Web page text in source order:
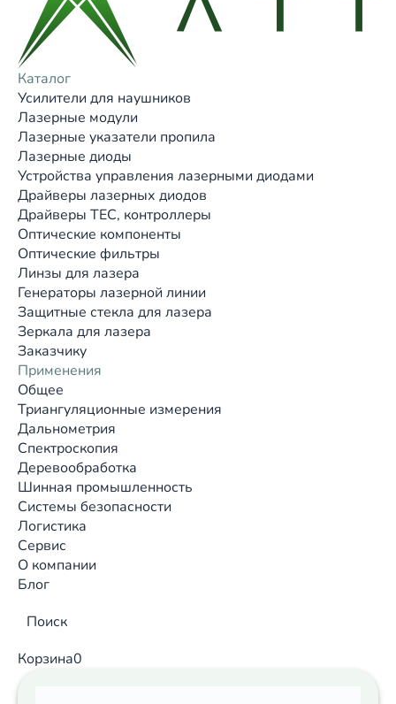
Каталог
Усилители для наушников
Лазерные модули
Лазерные указатели пропила
Лазерные диоды
Устройства управления лазерными диодами
Драйверы лазерных диодов
Драйверы TEC, контроллеры
Оптические компоненты
Оптические фильтры
Линзы для лазера
Генераторы лазерной линии
Защитные стекла для лазера
Зеркала для лазера
Заказчику
Применения
Общее
Триангуляционные измерения
Дальнометрия
Спектроскопия
Деревообработка
Шинная промышленность
Системы безопасности
Логистика
Сервис
О компании
Блог
Поиск
Корзина0